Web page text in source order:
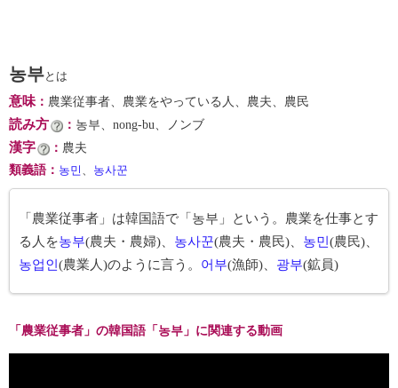
농부とは
意味： 農業従事者、農業をやっている人、農夫、農民
読み方 ： 농부、nong-bu、ノンブ
漢字 ： 農夫
類義語 ： 농민 、 농사꾼
「農業従事者」は韓国語で「농부」という。農業を仕事とす
る人を농부(農夫・農婦)、 농사꾼(農夫・農民)、 농민 (農民)、
농업인 (農業人)のように言う。 어부(漁師)、 광부(鉱員)
「農業従事者」の韓国語「농부」に関連する動画